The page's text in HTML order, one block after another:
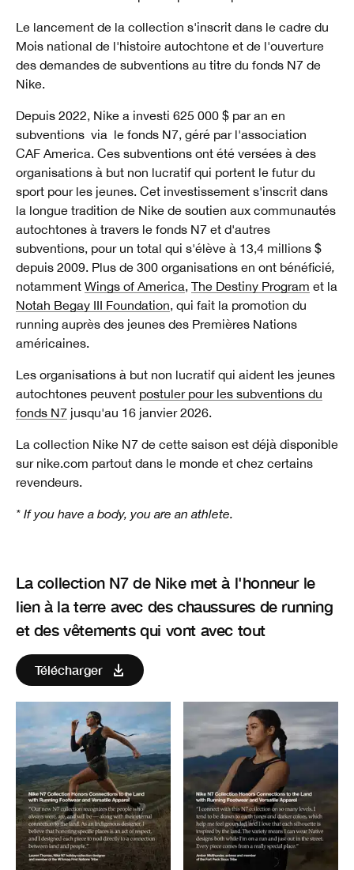
Le lancement de la collection s'inscrit dans le cadre du
Mois national de l'histoire autochtone et de l'ouverture
des demandes de subventions au titre du fonds N7 de
Nike.
Depuis 2022, Nike a investi 625 000 $ par an en
subventions via le fonds N7, géré par l'association
CAF America. Ces subventions ont été versées à des
organisations à but non lucratif qui portent le futur du
sport pour les jeunes. Cet investissement s'inscrit dans
la longue tradition de Nike de soutien aux communautés
autochtones à travers le fonds N7 et d'autres
subventions, pour un total qui s'élève à 13,4 millions $
depuis 2009. Plus de 300 organisations en ont bénéficié,
notamment Wings of America, The Destiny Program et la
Notah Begay III Foundation, qui fait la promotion du
running auprès des jeunes des Premières Nations
américaines.
Les organisations à but non lucratif qui aident les jeunes
autochtones peuvent postuler pour les subventions du
fonds N7 jusqu'au 16 janvier 2026.
La collection Nike N7 de cette saison est déjà disponible
sur nike.com partout dans le monde et chez certains
revendeurs.
* If you have a body, you are an athlete.
La collection N7 de Nike met à l'honneur le
lien à la terre avec des chaussures de running
et des vêtements qui vont avec tout
Télécharger